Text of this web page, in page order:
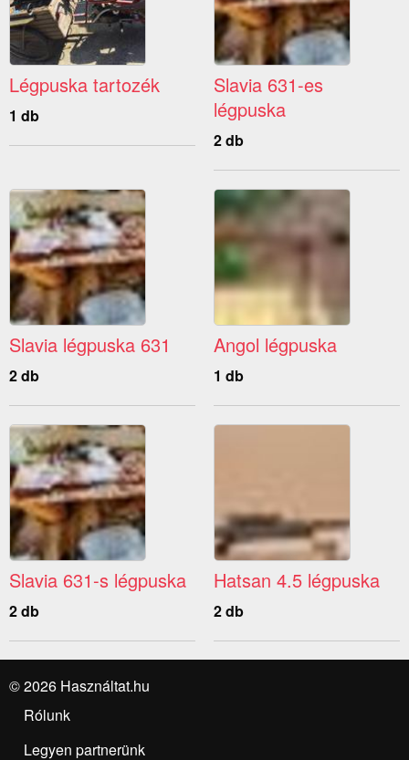
Légpuska tartozék
1 db
Slavia 631-es
légpuska
2 db
Slavia légpuska 631
2 db
Angol légpuska
1 db
Slavia 631-s légpuska
2 db
Hatsan 4.5 légpuska
2 db
© 2026 Használtat.hu
Rólunk
Legyen partnerünk